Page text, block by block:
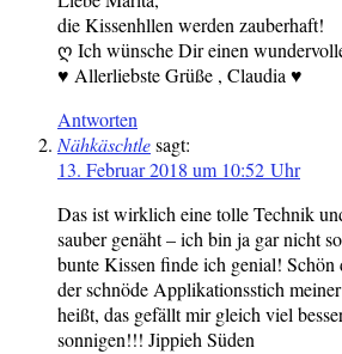
die Kissenhllen werden zauberhaft!
ღ Ich wünsche Dir einen
♥ Allerliebste Grüße , Claudia ♥
Antworten
Nähkäschtlesagt:
13. Februar 2018 um 10:52 Uhr
Das ist wirklich eine tolle Technik
sauber genäht – ich bin ja gar nicht
bunte Kissen finde ich genial! Schön
der schnöde Applikationsstich
heißt, das gefällt mir gleich viel
sonnigen!!! Jippieh Süden